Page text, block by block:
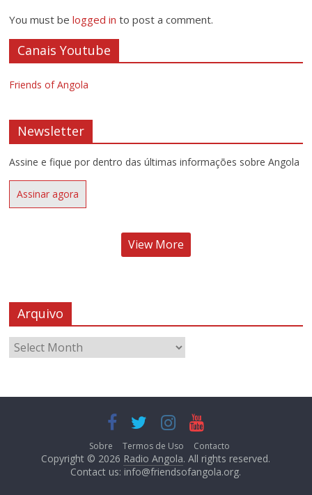
You must belogged in to post a comment.
Canais Youtube
Friends of Angola
Newsletter
Assine e fique por dentro das últimas informações sobre Angola
Assinar agora
View More
Arquivo
Sobre Termos de Uso Contacto
Copyright © 2026 Radio Angola. All rights reserved.
Contact us: info@friendsofangola.org.